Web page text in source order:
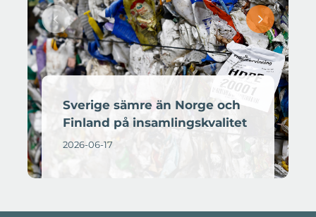
Sverige sämre än Norge och
Finland på insamlingskvalitet
2026-06-17